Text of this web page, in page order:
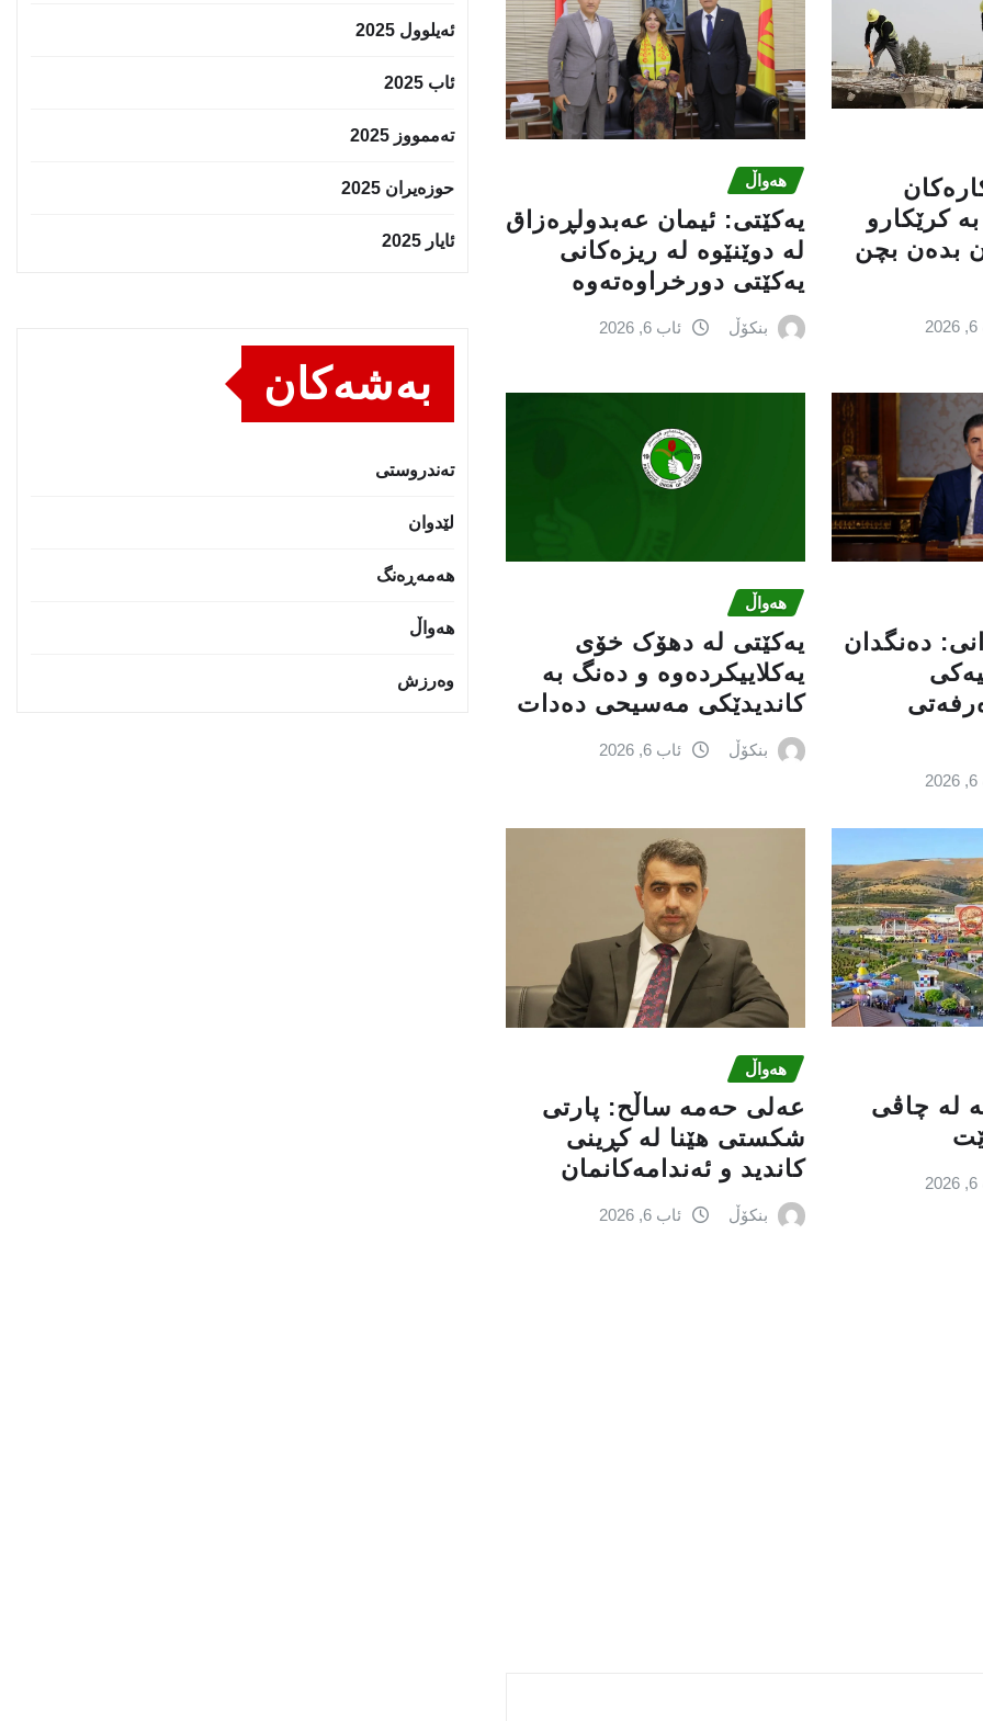
کرێکارو
بدەن بچن
هەواڵ
یه‌كێتی: ئیمان عه‌بدولڕه‌زاق
له‌ دوێنێوه‌ له‌ ریزه‌كانی
یه‌كێتی دورخراوه‌ته‌وه‌
بنکۆڵ ئاب 6, 2026
دەنگدان
هەواڵ
یەکێتی لە دهۆک خۆی
یەکلاییکردەوە و دەنگ بە
کاندیدێکی مەسیحی دەدات
بنکۆڵ ئاب 6, 2026
لە چاڤی
هەواڵ
عه‌لی‌ حه‌مه‌ ساڵح: پارتی‌
شكستی‌ هێنا له‌ كڕینی‌
كاندید و ئه‌ندامه‌كانمان
بنکۆڵ ئاب 6, 2026
ئەیلوول 2025
ئاب 2025
تەممووز 2025
حوزه‌یران 2025
ئایار 2025
بەشەکان
تەندروستى
لێدوان
هەمەڕەنگ
هەواڵ
وەرزش